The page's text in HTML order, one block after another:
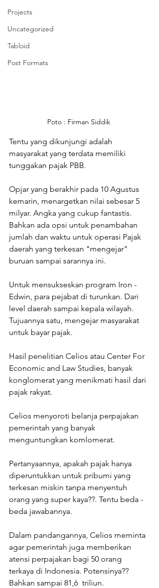
Projects
Uncategorized
Tabloid
Post Formats
Poto : Firman Siddik
Tentu yang dikunjungi adalah
masyarakat yang terdata memiliki
tunggakan pajak PBB.
Opjar yang berakhir pada 10 Agustus
kemarin, menargetkan nilai sebesar 5
milyar. Angka yang cukup fantastis.
Bahkan ada opsi untuk penambahan
jumlah dan waktu untuk operasi Pajak
daerah yang terkesan "mengejar"
buruan sampai sarannya ini.
Untuk mensukseskan program Iron -
Edwin, para pejabat di turunkan. Dari
level daerah sampai kepala wilayah.
Tujuannya satu, mengejar masyarakat
untuk bayar pajak.
Hasil penelitian Celios atau Center For
Economic and Law Studies, banyak
konglomerat yang menikmati hasil dari
pajak rakyat.
Celios menyoroti belanja perpajakan
pemerintah yang banyak
menguntungkan komlomerat.
Pertanyaannya, apakah pajak hanya
diperuntukkan untuk pribumi yang
terkesan miskin tanpa menyentuh
orang yang super kaya??. Tentu beda -
beda jawabannya.
Dalam pandangannya, Celios meminta
agar pemerintah juga memberikan
atensi perpajakan bagi 50 orang
terkaya di Indonesia. Potensinya??
Bahkan sampai 81,6  triliun.